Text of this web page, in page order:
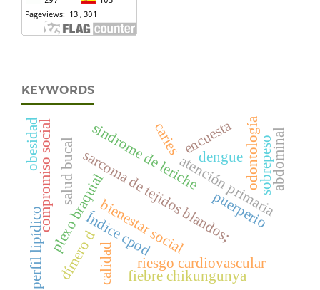
KEYWORDS
sarcoma de tejidos blandos;
plexo braquial atención primaria
salud bucal
bienestar social
odontología
compromiso social sindrome de leriche
caries
Índice cpod puerperio
riesgo cardiovascular
dímero d
encuesta
calidad fiebre chikungunya
dengue
perfil lipídico
sobrepeso
obesidad abdominal